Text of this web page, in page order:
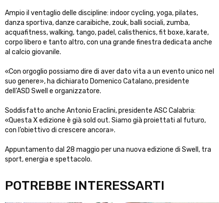
Ampio il ventaglio delle discipline: indoor cycling, yoga, pilates,
danza sportiva, danze caraibiche, zouk, balli sociali, zumba,
acquafitness, walking, tango, padel, calisthenics, fit boxe, karate,
corpo libero e tanto altro, con una grande finestra dedicata anche
al calcio giovanile.
«Con orgoglio possiamo dire di aver dato vita a un evento unico nel
suo genere», ha dichiarato Domenico Catalano, presidente
dell’ASD Swell e organizzatore.
Soddisfatto anche Antonio Eraclini, presidente ASC Calabria:
«Questa X edizione è già sold out. Siamo già proiettati al futuro,
con l’obiettivo di crescere ancora».
Appuntamento dal 28 maggio per una nuova edizione di Swell, tra
sport, energia e spettacolo.
POTREBBE INTERESSARTI